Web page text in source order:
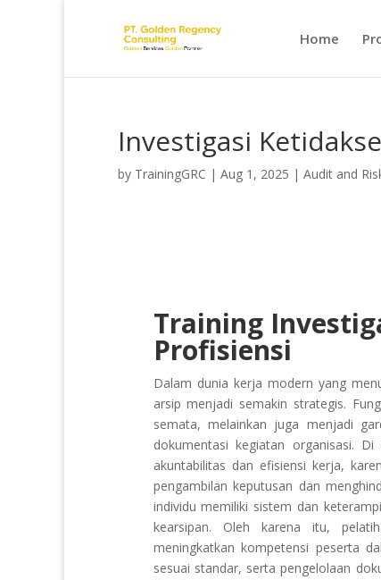
Home
Investigasi
by TrainingGRC | Aug 1, 2025 | Audit and
Training
Profisiensi
Dalam dunia kerja modern yang
arsip menjadi semakin strategis.
semata, melainkan juga menjadi
dokumentasi kegiatan organisasi.
akuntabilitas dan efisiensi kerja,
pengambilan keputusan dan
individu memiliki sistem dan
kearsipan. Oleh karena itu,
meningkatkan kompetensi peserta
sesuai standar, serta pengelolaan